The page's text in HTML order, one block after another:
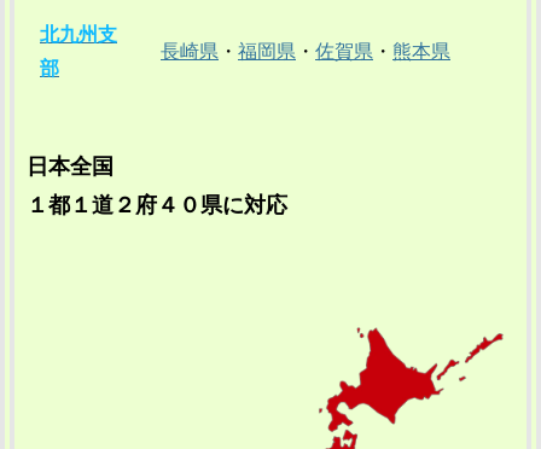
北九州支
部
長崎県 ・ 福岡県 ・ 佐賀県 ・ 熊本県
日本全国
１都１道２府４０県に対応